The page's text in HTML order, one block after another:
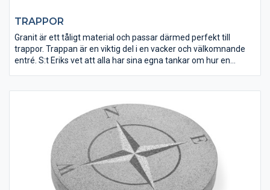
TRAPPOR
Granit är ett tåligt material och passar därmed perfekt till
trappor. Trappan är en viktig del i en vacker och välkomnande
entré. S:t Eriks vet att alla har sina egna tankar om hur en